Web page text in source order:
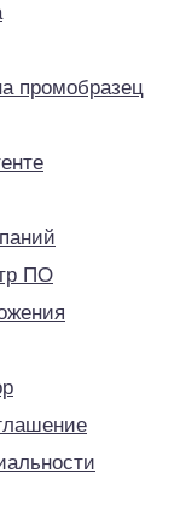
промобразец
ПО